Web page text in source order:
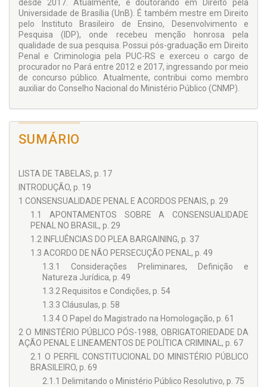
de pós-graduação e todos aqueles comprometidos com o
aperfeiçoamento da justiça criminal.
desde 2017. Atualmente, é doutorando em Direito pela
Universidade de Brasília (UnB). É também mestre em Direito
pelo Instituto Brasileiro de Ensino, Desenvolvimento e
Pesquisa (IDP), onde recebeu menção honrosa pela
qualidade de sua pesquisa. Possui pós-graduação em Direito
Penal e Criminologia pela PUC-RS e exerceu o cargo de
procurador no Pará entre 2012 e 2017, ingressando por meio
de concurso público. Atualmente, contribui como membro
auxiliar do Conselho Nacional do Ministério Público (CNMP).
SUMÁRIO
LISTA DE TABELAS, p. 17
INTRODUÇÃO, p. 19
1 CONSENSUALIDADE PENAL E ACORDOS PENAIS, p. 29
1.1 APONTAMENTOS SOBRE A CONSENSUALIDADE
PENAL NO BRASIL, p. 29
1.2 INFLUÊNCIAS DO PLEA BARGAINING, p. 37
1.3 ACORDO DE NÃO PERSECUÇÃO PENAL, p. 49
1.3.1 Considerações Preliminares, Definição e
Natureza Jurídica, p. 49
1.3.2 Requisitos e Condições, p. 54
1.3.3 Cláusulas, p. 58
1.3.4 O Papel do Magistrado na Homologação, p. 61
2 O MINISTÉRIO PÚBLICO PÓS-1988, OBRIGATORIEDADE DA
AÇÃO PENAL E LINEAMENTOS DE POLÍTICA CRIMINAL, p. 67
2.1 O PERFIL CONSTITUCIONAL DO MINISTÉRIO PÚBLICO
BRASILEIRO, p. 69
2.1.1 Delimitando o Ministério Público Resolutivo, p. 75